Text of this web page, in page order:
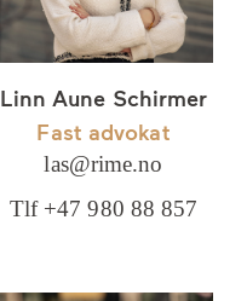
Linn Aune Schirmer
Fast advokat
las@rime.no
Tlf +47 980 88 857